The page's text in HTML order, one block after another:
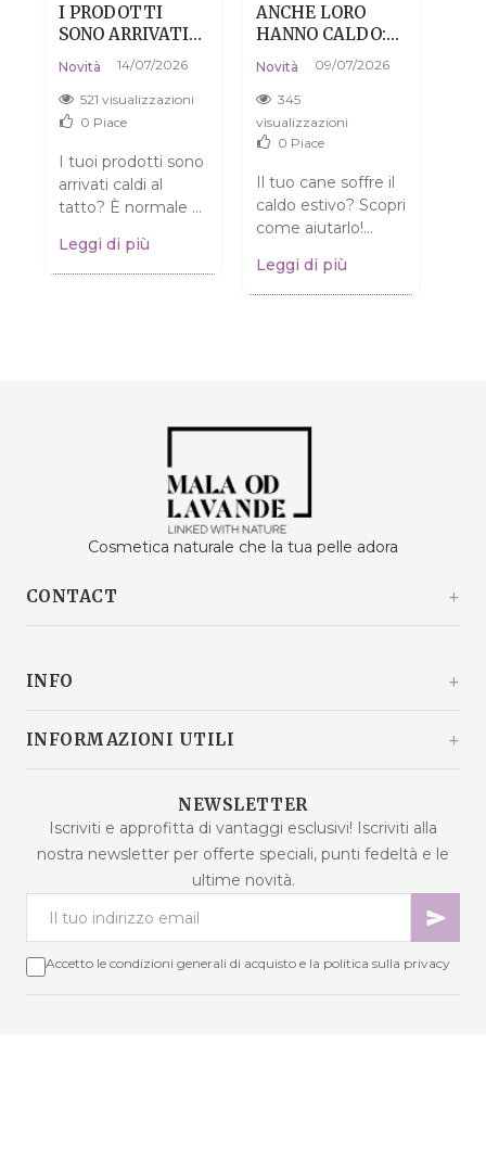
I PRODOTTI
SONO ARRIVATI
CALDI? NIENTE
PAURA, È DEL
TUTTO
NORMALE.
Novità 14/07/2026
521 visualizzazioni
0 Piace
I tuoi prodotti sono
arrivati caldi al
tatto? È normale e
siano rovinati!
Scopri cosa fare.
Leggi di più
ANCHE LORO
HANNO CALDO:
COME AIUTARE
IL TUO CANE A
SOPRAVVIVERE
ALL'ESTATE
SENZA DRAMMI
Novità 09/07/2026
345
visualizzazioni
0 Piace
Il tuo cane soffre il
caldo estivo? Scopri
come aiutarlo!
garantire al tuo
amico a quattro
Leggi di più
Cosmetica naturale che la tua pelle adora
CONTACT
Croazia
Lun - Ven: 9:00 - 15:00
INFO
Chi siamo
Nuovi prodotti
Prodotti più venduti
Mappa del sito
Risoluzione delle controversie
INFORMAZIONI UTILI
Domande frequenti
Termini di acquisto
Sicurezza dei dati
Metodi di pagamento
Cookie - spiegazione
NEWSLETTER
Iscriviti e approfitta di vantaggi esclusivi! Iscriviti alla
nostra newsletter per offerte speciali, punti fedeltà e le
ultime novità.
Accetto le condizioni generali di acquisto e la politica sulla privacy